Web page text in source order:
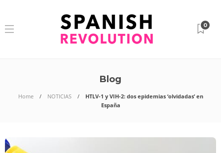
0
Blog
Home NOTICIAS
HTLV-1 y VIH-2: dos epidemias ‘olvidadas’ en
España